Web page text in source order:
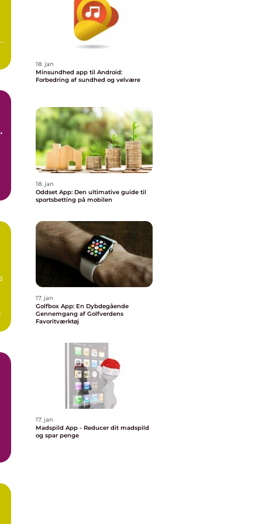
18. jan
Minsundhed app til Android:
Forbedring af sundhed og velvære
18. jan
Oddset App: Den ultimative guide til
sportsbetting på mobilen
17. jan
Golfbox App: En Dybdegående
Gennemgang af Golfverdens
Favoritværktøj
17. jan
Madspild App - Reducer dit madspild
og spar penge